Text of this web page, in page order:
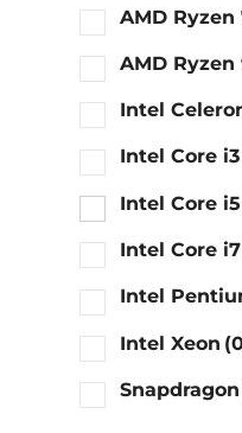
AMD Ryzen
AMD Ryzen
Intel
Intel Core i3
Intel Core i5
Intel Core i7
Intel
Intel Xeon
Snapdragon